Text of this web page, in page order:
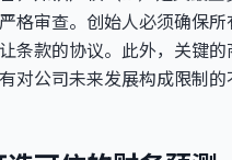
格审查。创始人必须确保
条款的协议。此外，关键
对公司未来发展构成限制